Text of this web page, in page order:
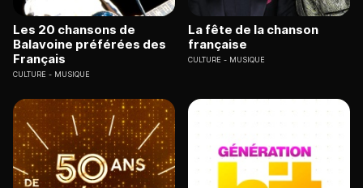
Les 20 chansons de
Balavoine préférées des
Français
CULTURE MUSIQUE
La fête de la chanson
française
CULTURE MUSIQUE